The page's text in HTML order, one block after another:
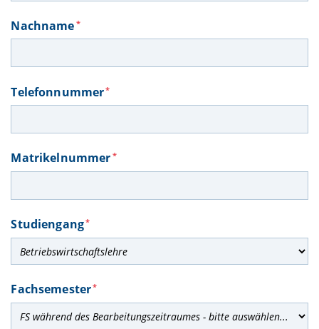
Nachname *
Telefonnummer*
Matrikelnummer *
Studiengang*
Fachsemester*